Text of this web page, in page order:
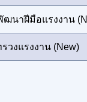
นาฝีมือแรงงาน
วงแรงงาน (New)